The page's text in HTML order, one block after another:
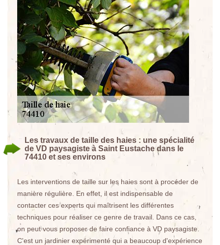
Les travaux de taille des haies : une spécialité
de VD paysagiste à Saint Eustache dans le
74410 et ses environs
Les interventions de taille sur les haies sont à procéder de
manière régulière. En effet, il est indispensable de
contacter ces experts qui maîtrisent les différentes
techniques pour réaliser ce genre de travail. Dans ce cas,
on peut vous proposer de faire confiance à VD paysagiste.
C'est un jardinier expérimenté qui a beaucoup d'expérience